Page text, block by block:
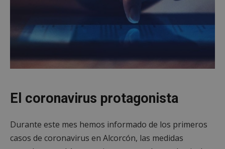
El coronavirus protagonista
Durante este mes hemos informado de los primeros
casos de coronavirus en Alcorcón, las medidas